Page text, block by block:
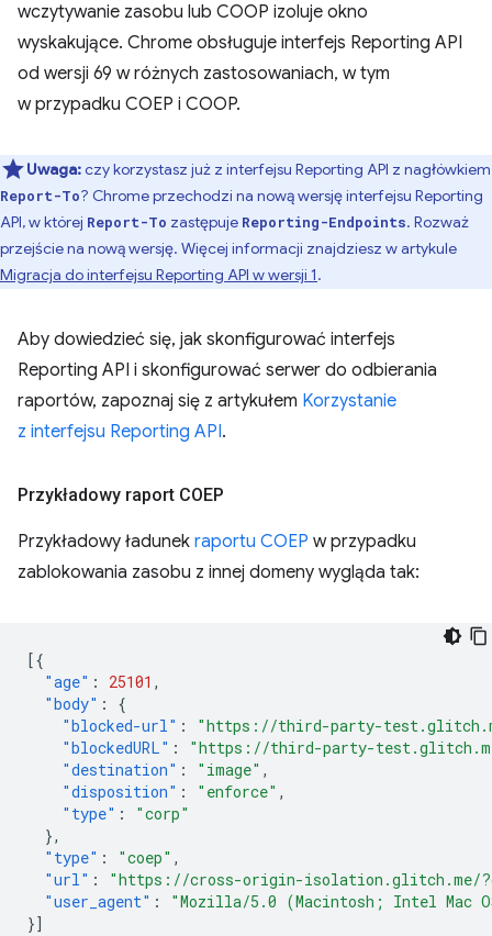
wczytywanie zasobu lub COOP izoluje okno
wyskakujące. Chrome obsługuje interfejs Reporting API
od wersji 69 w różnych zastosowaniach, w tym
w przypadku COEP i COOP.
Uwaga:czy korzystasz już z interfejsu Reporting API z nagłówkiem
Report-To? Chrome przechodzi na nową wersję interfejsu Reporting
API, w której Report-To zastępuje Reporting-Endpoints. Rozważ
przejście na nową wersję. Więcej informacji znajdziesz w artykule
Migracja do interfejsu Reporting API w wersji 1.
Aby dowiedzieć się, jak skonfigurować interfejs
Reporting API i skonfigurować serwer do odbierania
raportów, zapoznaj się z artykułem Korzystanie
z interfejsu Reporting API.
Przykładowy raport COEP
Przykładowy ładunek raportu COEP w przypadku
zablokowania zasobu z innej domeny wygląda tak:
[{
"age" : 25101 ,
"body" :
{
"blocked-url" :
"https://third-party-
"blockedURL" :
"https://third-party-
"destination" : "image" ,
"disposition" : "enforce" ,
"type" :
"corp"
},
"type" : "coep" ,
"url" :
"https://cross-origin-isolation.glitch.me/
"user_agent" :
"Mozilla/5.0 (Macintosh; Intel Mac
}]